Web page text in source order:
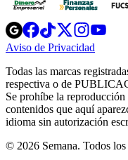
Opens
in
new
Opens
in
new
Opens
in
new
window
Opens
new
window
Aviso de Privacidad
new
Todas las marcas
respectiva o de
Se prohíbe la
contenidos que aquí
idioma sin autorización
© 2026 Semana. Todos los